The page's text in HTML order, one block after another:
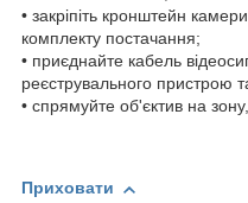
• закріпіть кронштейн
комплекту постачання;
• приєднайте кабель
реєструвального пристрою
• спрямуйте об'єктив на
Приховати